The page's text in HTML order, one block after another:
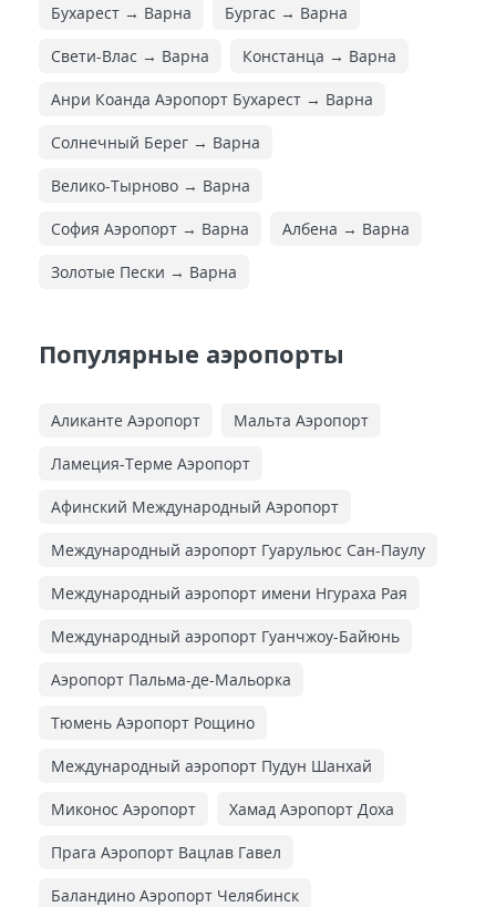
Бухарест → Варна Бургас → Варна
Свети-Влас → Варна Констанца → Варна
Анри Коанда Аэропорт Бухарест → Варна
Солнечный Берег → Варна
Велико-Тырново → Варна
София Аэропорт → Варна Албена → Варна
Золотые Пески → Варна
Популярные аэропорты
Аликанте Аэропорт Мальта Аэропорт
Ламеция-Терме Аэропорт
Афинский Международный Аэропорт
Международный аэропорт Гуарульюс Сан-Паулу
Международный аэропорт имени Нгураха Рая
Международный аэропорт Гуанчжоу-Байюнь
Аэропорт Пальма-де-Мальорка
Тюмень Аэропорт Рощино
Международный аэропорт Пудун Шанхай
Миконос Аэропорт Хамад Аэропорт Доха
Прага Аэропорт Вацлав Гавел
Баландино Аэропорт Челябинск